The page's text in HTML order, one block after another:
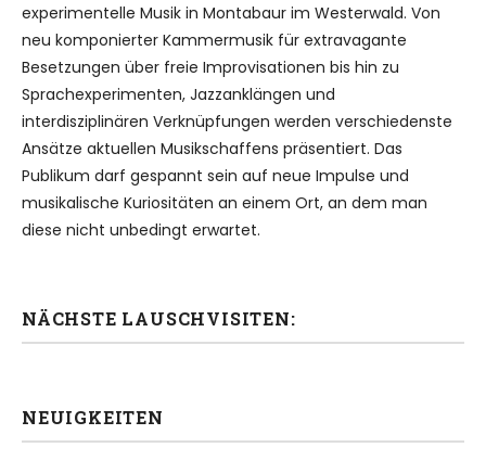
experimentelle Musik in Montabaur im Westerwald. Von
neu komponierter Kammermusik für extravagante
Besetzungen über freie Improvisationen bis hin zu
Sprachexperimenten, Jazzanklängen und
interdisziplinären Verknüpfungen werden verschiedenste
Ansätze aktuellen Musikschaffens präsentiert. Das
Publikum darf gespannt sein auf neue Impulse und
musikalische Kuriositäten an einem Ort, an dem man
diese nicht unbedingt erwartet.
NÄCHSTE LAUSCHVISITEN:
NEUIGKEITEN